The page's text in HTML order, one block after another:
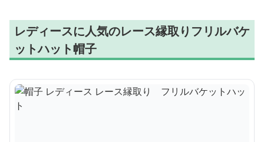
レディースに人気のレース縁取りフリルバケ
ットハット帽子